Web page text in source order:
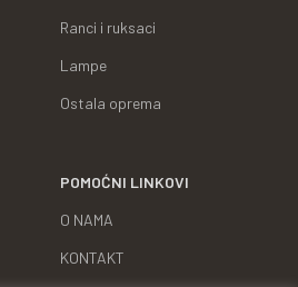
Ranci i ruksaci
Lampe
Ostala oprema
POMOĆNI LINKOVI
O NAMA
KONTAKT